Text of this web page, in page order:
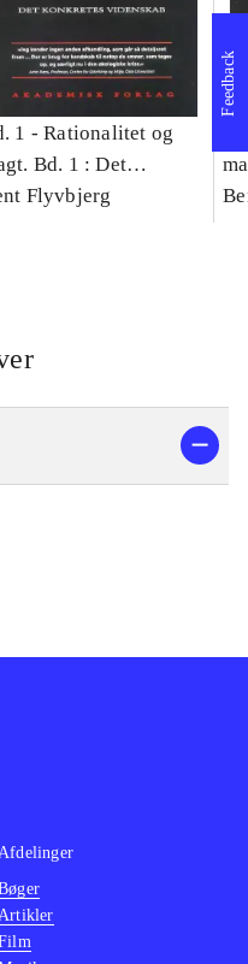
1 -Rationalitet og
Bd. 1 : Det
videnskab
Flyvbjerg
Feedback
Afdelinger
Artikler